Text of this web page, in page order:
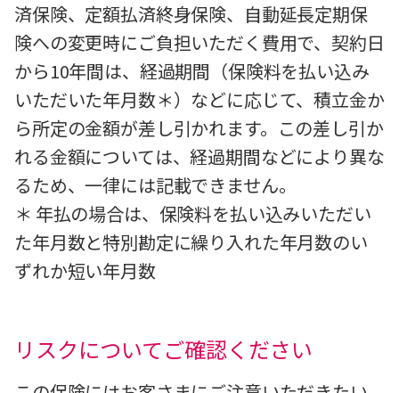
済保険、定額払済終身保険、自動延長定期保
険への変更時にご負担いただく費用で、契約日
から10年間は、経過期間（保険料を払い込み
いただいた年月数＊）などに応じて、積立金か
ら所定の金額が差し引かれます。この差し引か
れる金額については、経過期間などにより異な
るため、一律には記載できません。
＊ 年払の場合は、保険料を払い込みいただい
た年月数と特別勘定に繰り入れた年月数のい
ずれか短い年月数
リスクについてご確認ください